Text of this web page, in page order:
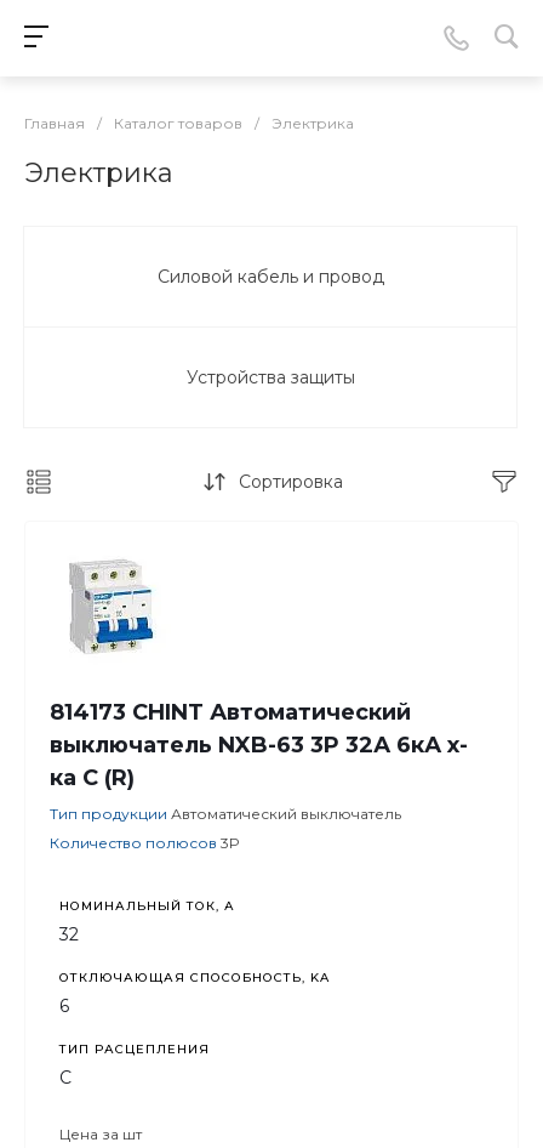
Главная / Каталог товаров / Электрика
Электрика
Силовой кабель и провод
Устройства защиты
Сортировка
814173 CHINT Автоматический
выключатель NXB-63 3P 32А 6кА х-
ка C (R)
Тип продукции Автоматический выключатель
Количество полюсов 3P
НОМИНАЛЬНЫЙ ТОК, А
32
ОТКЛЮЧАЮЩАЯ СПОСОБНОСТЬ, KA
6
ТИП РАСЦЕПЛЕНИЯ
C
Цена за шт